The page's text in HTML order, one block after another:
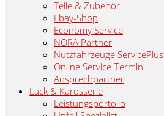
Teile & Zubehör
Ebay-Shop
Economy Service
NORA Partner
Nutzfahrzeuge ServicePlus
Online Service-Termin
Ansprechpartner
Lack & Karosserie
Leistungsportolio